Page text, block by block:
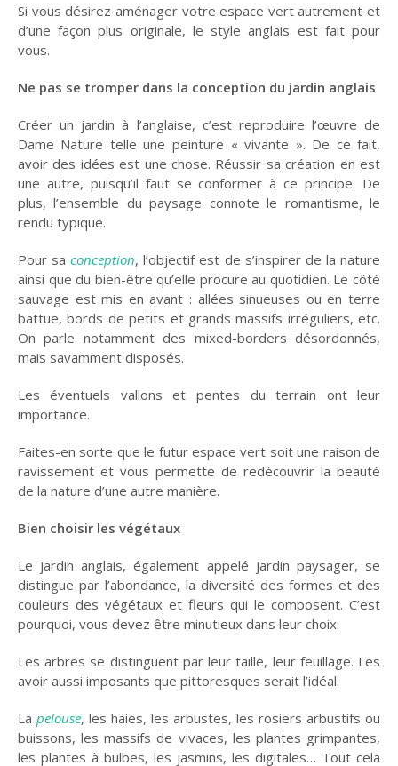
ELAGAGE ET
COMPAGNIE
Si vous désirez aménager votre espace vert autrement et
d’une façon plus originale, le style anglais est fait pour
vous.
Ne pas se tromper dans la conception du jardin anglais
Créer un jardin à l’anglaise, c’est reproduire l’œuvre de
Dame Nature telle une peinture « vivante ». De ce fait,
avoir des idées est une chose. Réussir sa création en est
une autre, puisqu’il faut se conformer à ce principe. De
plus, l’ensemble du paysage connote le romantisme, le
rendu typique.
Pour saconception, l’objectif est de s’inspirer de la nature
ainsi que du bien-être qu’elle procure au quotidien. Le côté
sauvage est mis en avant : allées sinueuses ou en terre
battue, bords de petits et grands massifs irréguliers, etc.
On parle notamment des mixed-borders désordonnés,
mais savamment disposés.
Les éventuels vallons et pentes du terrain ont leur
importance.
Faites-en sorte que le futur espace vert soit une raison de
ravissement et vous permette de redécouvrir la beauté
de la nature d’une autre manière.
Bien choisir les végétaux
Le jardin anglais, également appelé jardin paysager, se
distingue par l’abondance, la diversité des formes et des
couleurs des végétaux et fleurs qui le composent. C’est
pourquoi, vous devez être minutieux dans leur choix.
Les arbres se distinguent par leur taille, leur feuillage. Les
avoir aussi imposants que pittoresques serait l’idéal.
La pelouse, les haies, les arbustes, les rosiers arbustifs ou
buissons, les massifs de vivaces, les plantes grimpantes,
les plantes à bulbes, les jasmins, les digitales… Tout cela